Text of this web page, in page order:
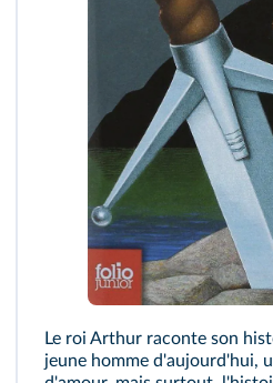
Le roi Arthur raconte son
jeune homme d'aujourd'hui,